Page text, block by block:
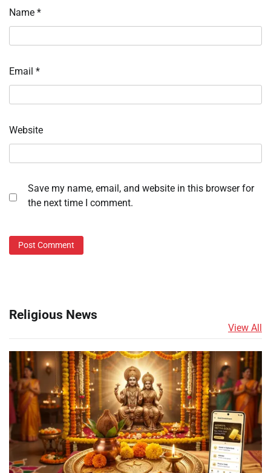
Name *
Email *
Website
Save my name, email, and website in this browser for
the next time I comment.
Religious News
View All